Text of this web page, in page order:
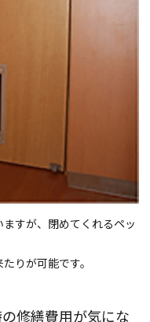
すが、閉めてくれるペッ
りが可能です。
修繕費用が気にな